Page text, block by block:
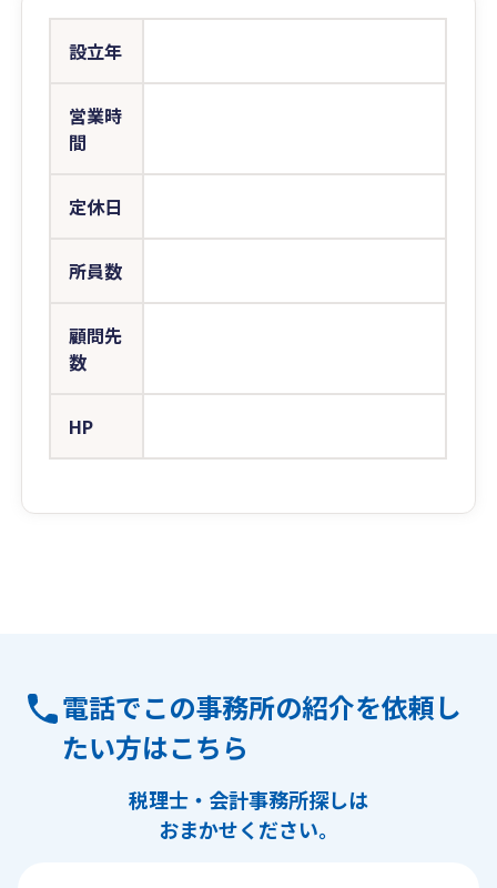
設立年
営業時
間
定休日
所員数
顧問先
数
HP
電話でこの事務所の紹介を依頼し
たい方はこちら
税理士・会計事務所探しは
おまかせください。